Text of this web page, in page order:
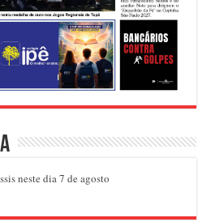
neste dia 7 de agosto